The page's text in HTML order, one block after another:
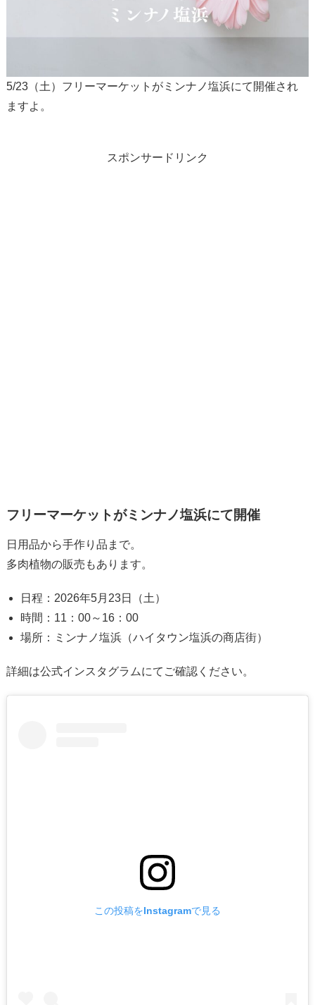
5/23（土）フリーマーケットがミンナノ塩浜にて開催され
ますよ。
スポンサードリンク
フリーマーケットがミンナノ塩浜にて開催
日用品から手作り品まで。
多肉植物の販売もあります。
日程：2026年5月23日（土）
時間：11：00～16：00
場所：ミンナノ塩浜（ハイタウン塩浜の商店街）
詳細は公式インスタグラムにてご確認ください。
この投稿をInstagramで見る